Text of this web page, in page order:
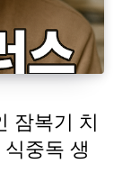
잠복기 치
중독 생